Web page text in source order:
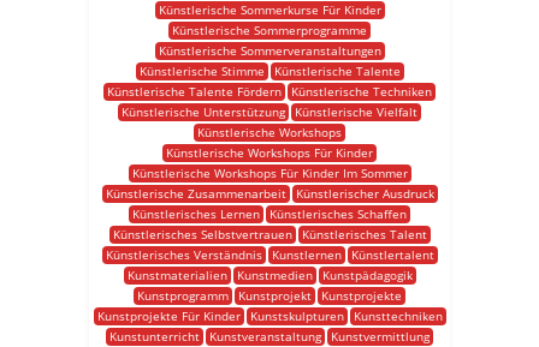
Künstlerische Sommerkurse Für Kinder
Künstlerische Sommerprogramme
Künstlerische Sommerveranstaltungen
Künstlerische Stimme
Künstlerische Talente
Künstlerische Talente Fördern
Künstlerische Techniken
Künstlerische Unterstützung
Künstlerische Vielfalt
Künstlerische Workshops
Künstlerische Workshops Für Kinder
Künstlerische Workshops Für Kinder Im Sommer
Künstlerische Zusammenarbeit
Künstlerischer Ausdruck
Künstlerisches Lernen
Künstlerisches Schaffen
Künstlerisches Selbstvertrauen
Künstlerisches Talent
Künstlerisches Verständnis
Kunstlernen
Künstlertalent
Kunstmaterialien
Kunstmedien
Kunstpädagogik
Kunstprogramm
Kunstprojekt
Kunstprojekte
Kunstprojekte Für Kinder
Kunstskulpturen
Kunsttechniken
Kunstunterricht
Kunstveranstaltung
Kunstvermittlung